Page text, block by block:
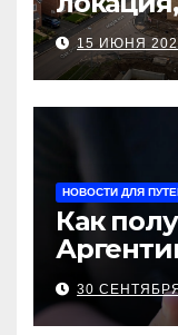
15 ИЮНЯ
НОВОСТИ ДЛЯ
Как
30